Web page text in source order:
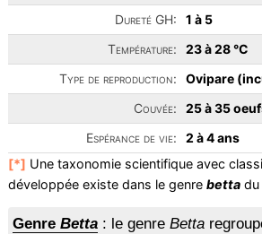
Dureté GH:
1 à 5
Température:
23 à 28 °C
Type de reproduction:
Ovipare
Couvée:
25 à 35
Espérance de vie:
2 à 4 ans
[*] Une taxonomie scientifique avec
développée existe dans le genre bettadu
Genre Betta: le genre Betta